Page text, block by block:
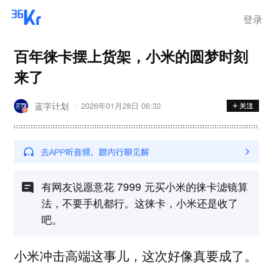
登录
百年徕卡摆上货架，小米的圆梦时刻
来了
蓝字计划 2026年01月28日 06:32
有网友说愿意花 7999 元买小米的徕卡滤镜算
法，不要手机都行。这徕卡，小米还是收了
吧。
小米冲击高端这事儿，这次好像真要成了。